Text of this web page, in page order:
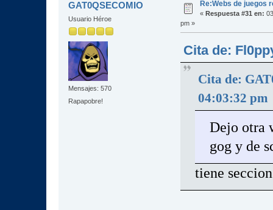
GAT0QSECOMIO
Usuario Héroe
Mensajes: 570
Rapapobre!
Re:Webs de juegos
« Respuesta #31 en:
pm »
Cita de:
Cita de:
04:03:32 pm
Dejo otra
gog y de
tiene